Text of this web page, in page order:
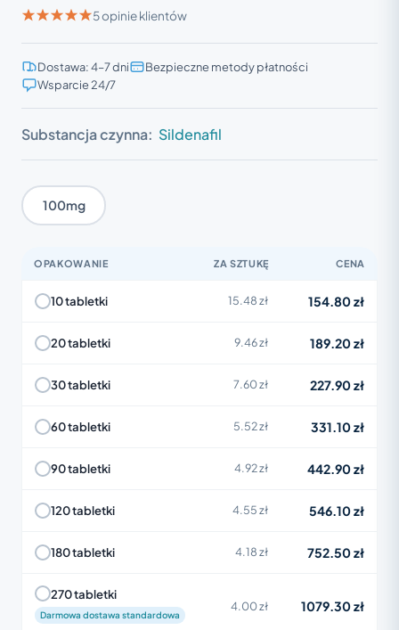
5 opinie klientów
Dostawa: 4–7 dni
Bezpieczne metody płatności
Wsparcie 24/7
Substancja czynna: Sildenafil
100mg
OPAKOWANIE ZA SZTUKĘ CENA
10 tabletki 15.48 zł 154.80 zł
20 tabletki 9.46 zł 189.20 zł
30 tabletki 7.60 zł 227.90 zł
60 tabletki 5.52 zł 331.10 zł
90 tabletki 4.92 zł 442.90 zł
120 tabletki 4.55 zł 546.10 zł
180 tabletki 4.18 zł 752.50 zł
270 tabletki
Darmowa dostawa standardowa
4.00 zł 1079.30 zł